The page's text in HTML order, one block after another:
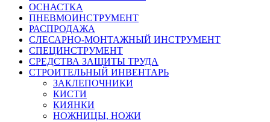
ОСНАСТКА
ПНЕВМОИНСТРУМЕНТ
РАСПРОДАЖА
СЛЕСАРНО-МОНТАЖНЫЙ ИНСТРУМЕНТ
СПЕЦИНСТРУМЕНТ
СРЕДСТВА ЗАЩИТЫ ТРУДА
СТРОИТЕЛЬНЫЙ ИНВЕНТАРЬ
ЗАКЛЕПОЧНИКИ
КИСТИ
КИЯНКИ
НОЖНИЦЫ, НОЖИ